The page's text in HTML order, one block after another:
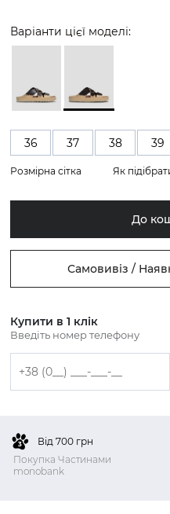
Варіанти цієї моделі:
36 37 38 39
Розмірна сітка Як
До
Самовивіз /
Купити в 1 клік
Введіть номер телефону
Від 700 грн
Покупка Частинами
monobank